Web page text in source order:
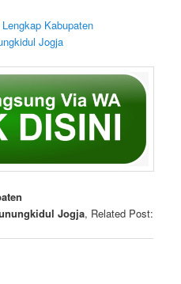
Kabupaten
Jogja
Jogja, Related Post: